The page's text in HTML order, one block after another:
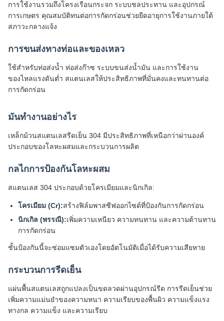
การใช้งานรวมถึงโครงเรือนกระจก ระบบชลประทาน และอุปกรณ์
การเกษตร คุณสมบัติทนต่อการกัดกร่อนช่วยยืดอายุการใช้งานภายใต้
สภาวะกลางแจ้ง
การขนส่งทางท่อและของเหลว
ใช้สำหรับท่อส่งน้ำ ท่อส่งก๊าซ ระบบขนส่งน้ำมัน และการใช้งาน
ของไหลแรงดันต่ำ สแตนเลสให้ประสิทธิภาพที่มั่นคงและทนทานต่อ
การกัดกร่อน
มันทำงานอย่างไร
เหล็กม้วนสแตนเลสรีดเย็น 304 มีประสิทธิภาพที่เหนือกว่าผ่านองค์
ประกอบของโลหะผสมและกระบวนการผลิต
กลไกการป้องกันโลหะผสม
สแตนเลส 304 ประกอบด้วยโครเมียมและนิกเกิล:
โครเมียม (Cr):สร้างฟิล์มพาสซีฟออกไซด์ที่ป้องกันการกัดกร่อน
นิกเกิล (พรรณี):เพิ่มความเหนียว ความทนทาน และความต้านทาน
การกัดกร่อน
ชั้นป้องกันนี้จะซ่อมแซมตัวเองโดยอัตโนมัติเมื่อได้รับความเสียหาย
กระบวนการรีดเย็น
แผ่นพื้นสแตนเลสถูกแปลงเป็นขดลวดผ่านอุปกรณ์รีด การรีดเย็นช่วย
เพิ่มความแม่นยำของความหนา ความเรียบของพื้นผิว ความแข็งแรง
ทางกล ความแข็ง และความเรียบ